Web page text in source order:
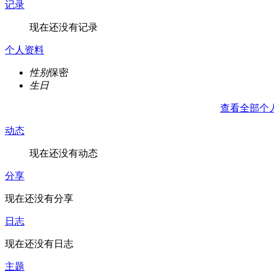
记录
现在还没有记录
个人资料
性别保密
生日
查看全部个
动态
现在还没有动态
分享
现在还没有分享
日志
现在还没有日志
主题